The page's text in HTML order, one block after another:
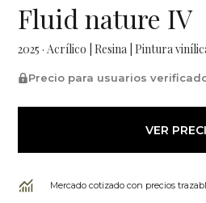
Fluid nature IV
2025 · Acrílico | Resina | Pintura
Precio para usuarios
VER
Mercado cotizado con precios